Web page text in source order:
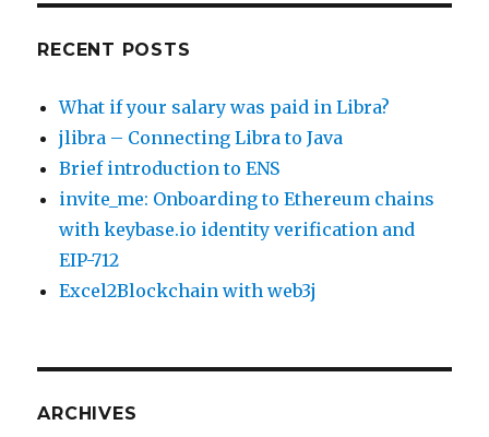
RECENT POSTS
What if your salary was paid in Libra?
jlibra – Connecting Libra to Java
Brief introduction to ENS
invite_me: Onboarding to Ethereum chains
with keybase.io identity verification and
EIP-712
Excel2Blockchain with web3j
ARCHIVES